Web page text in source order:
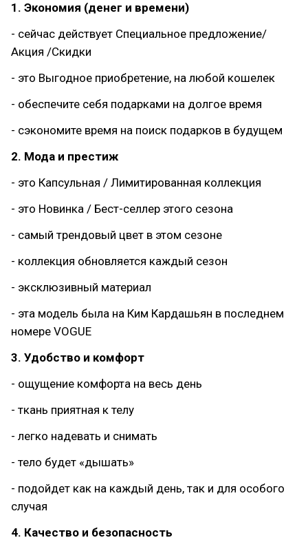
1. Экономия (денег и времени)
- сейчас действует Специальное предложение/
Акция /Скидки
- это Выгодное приобретение, на любой кошелек
- обеспечите себя подарками на долгое время
- сэкономите время на поиск подарков в будущем
2. Мода и престиж
- это Капсульная / Лимитированная коллекция
- это Новинка / Бест-селлер этого сезона
- самый трендовый цвет в этом сезоне
- коллекция обновляется каждый сезон
- эксклюзивный материал
- эта модель была на Ким Кардашьян в последнем
номере VOGUE
3. Удобство и комфорт
- ощущение комфорта на весь день
- ткань приятная к телу
- легко надевать и снимать
- тело будет «дышать»
- подойдет как на каждый день, так и для особого
случая
4. Качество и безопасность